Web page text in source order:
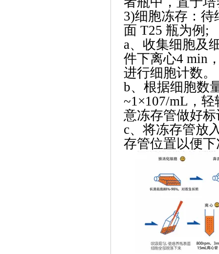
3)细胞冻存：
面 T25 瓶为例;
a、收集细胞及
件下离心4 min
进行细胞计数。
b、根据细胞数
~1×107/mL，
意冻存管做好
c、将冻存管放
存管位置以便